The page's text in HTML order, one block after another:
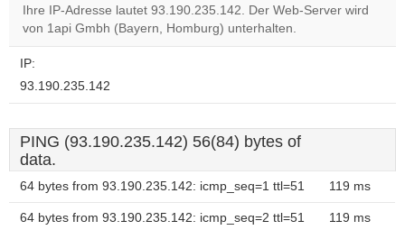
Do you
own this
OK
Ihre IP-Adresse lautet 93.190.235.142. Der Web-Server wird
von 1api Gmbh (Bayern, Homburg) unterhalten.
IP:
93.190.235.142
PING (93.190.235.142) 56(84) bytes of
data.
64 bytes from 93.190.235.142: icmp_seq=1 ttl=51 119 ms
64 bytes from 93.190.235.142: icmp_seq=2 ttl=51 119 ms